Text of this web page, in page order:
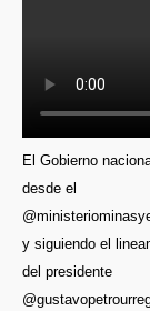
El Gobierno
desde el
y siguiendo el
del presidente